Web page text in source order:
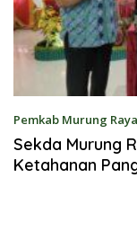
Pemkab Murung Raya
Sekda Murung
Ketahanan